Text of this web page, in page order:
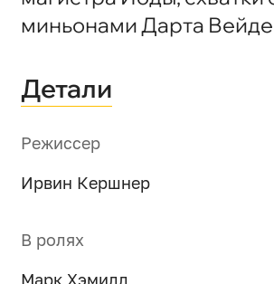
миньонами Дарта
Детали
Режиссер
Ирвин Кершнер
В ролях
Марк Хэмилл